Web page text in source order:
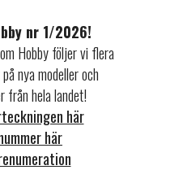
nr 1/2026!
Hobby följer vi flera
nya modeller och
från hela landet!
här
här